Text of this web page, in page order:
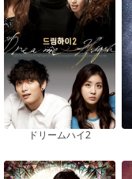
ドリームハイ2